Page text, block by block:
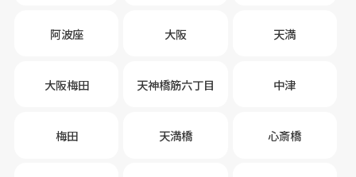
阿波座 大阪 天満
大阪梅田 天神橋筋六丁目 中津
梅田 天満橋 心斎橋